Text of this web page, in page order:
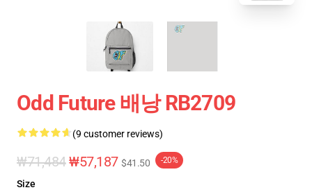
Odd Future 배낭 RB2709
(9 customer reviews)
₩71,484₩57,187 $41.50 -20%
Size